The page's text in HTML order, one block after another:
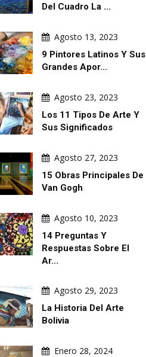
Del Cuadro La ...
Agosto 13, 2023
9 Pintores Latinos Y Sus
Grandes Apor...
Agosto 23, 2023
Los 11 Tipos De Arte Y
Sus Significados
Agosto 27, 2023
15 Obras Principales De
Van Gogh
Agosto 10, 2023
14 Preguntas Y
Respuestas Sobre El
Ar...
Agosto 29, 2023
La Historia Del Arte
Bolivia
Enero 28, 2024